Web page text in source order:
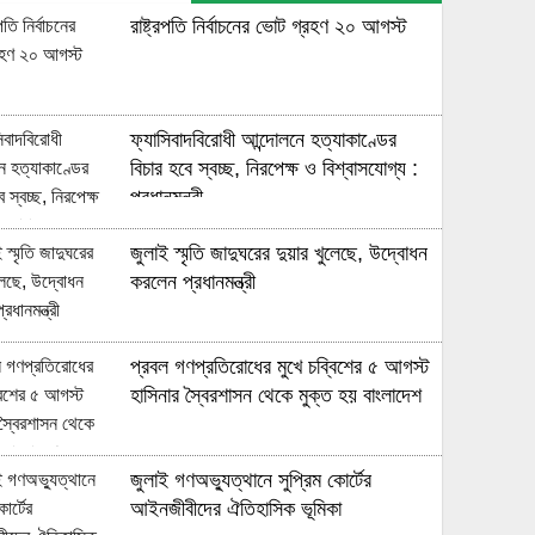
রাষ্ট্রপতি নির্বাচনের ভোট গ্রহণ ২০ আগস্ট
ফ্যাসিবাদবিরোধী আন্দোলনে হত্যাকাণ্ডের
বিচার হবে স্বচ্ছ, নিরপেক্ষ ও বিশ্বাসযোগ্য :
প্রধানমন্ত্রী
জুলাই স্মৃতি জাদুঘরের দুয়ার খুলেছে, উদ্বোধন
করলেন প্রধানমন্ত্রী
প্রবল গণপ্রতিরোধের মুখে চব্বিশের ৫ আগস্ট
হাসিনার স্বৈরশাসন থেকে মুক্ত হয় বাংলাদেশ
জুলাই গণঅভ্যুত্থানে সুপ্রিম কোর্টের
আইনজীবীদের ঐতিহাসিক ভূমিকা